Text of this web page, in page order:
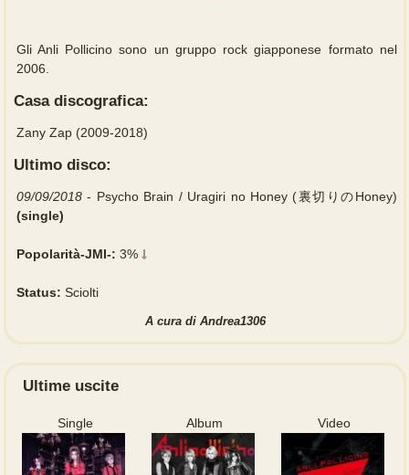
Gli Anli Pollicino sono un gruppo rock giapponese formato nel
2006.
Casa discografica:
Zany Zap (2009-2018)
Ultimo disco:
09/09/2018- Psycho Brain / Uragiri no Honey (裏切りのHoney)
(single)
Popolarità-JMI-: 3%
Status: Sciolti
A cura di Andrea1306
Ultime uscite
Single Album Video